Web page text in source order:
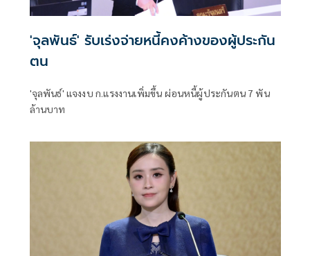
'จุลพันธ์' รับเร่งจ่ายหนี้คงค้างของผู้ประกัน
ตน
'จุลพันธ์' แจงงบ ก.แรงงานเพิ่มขึ้น ผ่อนหนี้ผู้ประกันตน 7 พัน
ล้านบาท